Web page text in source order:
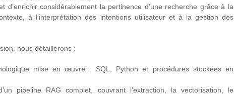
d’enrichir considérablement la pertinence d’une recherche grâce à la
à l’interprétation des intentions utilisateur et à la gestion des
nous détaillerons :
mise en œuvre : SQL, Python et procédures stockées en
pipeline RAG complet, couvrant l’extraction, la vectorisation, le